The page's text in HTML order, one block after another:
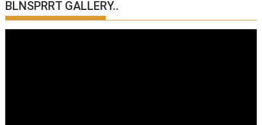
BLNSPRRT GALLERY..